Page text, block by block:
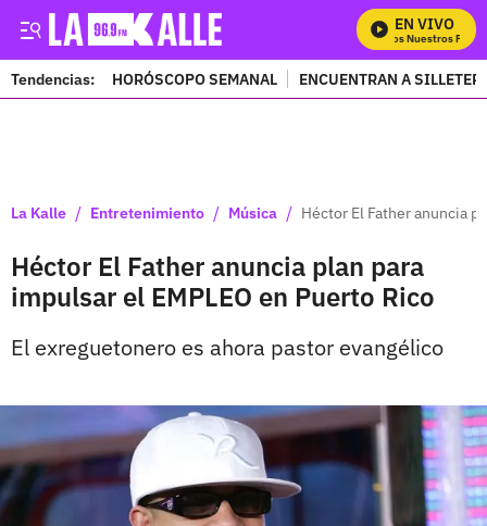
EN VIVO
Mira Todos Nuestros
Tendencias: HORÓSCOPO SEMANAL ENCUENTRAN A
La Kalle / Entretenimiento / Música / Héctor El Father anuncia
Héctor El Father anuncia plan para
impulsar el EMPLEO en Puerto Rico
El exreguetonero es ahora pastor evangélico